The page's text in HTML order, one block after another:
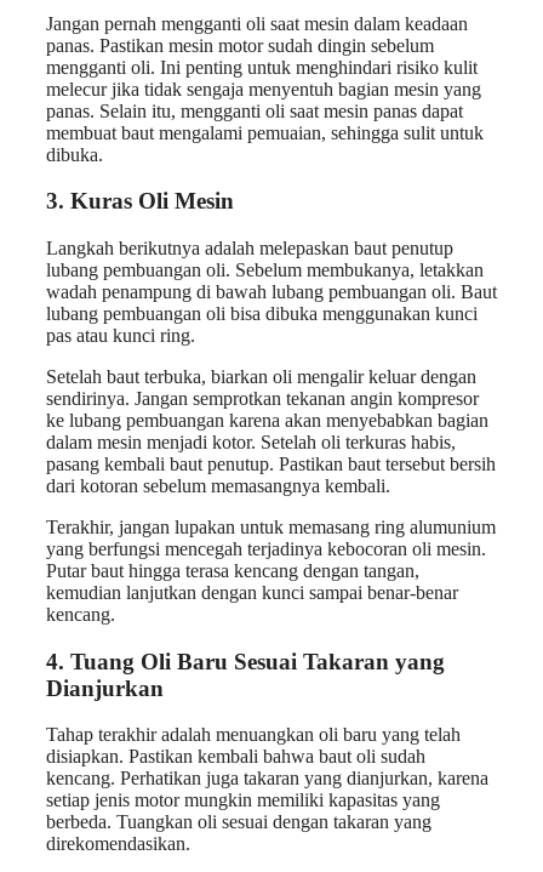
Jangan pernah mengganti oli saat mesin dalam keadaan
panas. Pastikan mesin motor sudah dingin sebelum
mengganti oli. Ini penting untuk menghindari risiko kulit
melecur jika tidak sengaja menyentuh bagian mesin yang
panas. Selain itu, mengganti oli saat mesin panas dapat
membuat baut mengalami pemuaian, sehingga sulit untuk
dibuka.
3. Kuras Oli Mesin
Langkah berikutnya adalah melepaskan baut penutup
lubang pembuangan oli. Sebelum membukanya, letakkan
wadah penampung di bawah lubang pembuangan oli. Baut
lubang pembuangan oli bisa dibuka menggunakan kunci
pas atau kunci ring.
Setelah baut terbuka, biarkan oli mengalir keluar dengan
sendirinya. Jangan semprotkan tekanan angin kompresor
ke lubang pembuangan karena akan menyebabkan bagian
dalam mesin menjadi kotor. Setelah oli terkuras habis,
pasang kembali baut penutup. Pastikan baut tersebut bersih
dari kotoran sebelum memasangnya kembali.
Terakhir, jangan lupakan untuk memasang ring alumunium
yang berfungsi mencegah terjadinya kebocoran oli mesin.
Putar baut hingga terasa kencang dengan tangan,
kemudian lanjutkan dengan kunci sampai benar-benar
kencang.
4. Tuang Oli Baru Sesuai Takaran yang
Dianjurkan
Tahap terakhir adalah menuangkan oli baru yang telah
disiapkan. Pastikan kembali bahwa baut oli sudah
kencang. Perhatikan juga takaran yang dianjurkan, karena
setiap jenis motor mungkin memiliki kapasitas yang
berbeda. Tuangkan oli sesuai dengan takaran yang
direkomendasikan.